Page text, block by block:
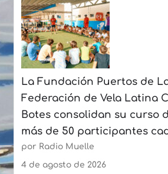
náutico
cierra
hasta
julio
con
un
crecimiento
acumulado
del
6,8%
La Fundación Puertos de
Federación de Vela Latina
Botes consolidan su curso
más de 50 participantes
por Radio Muelle
4 de agosto de 2026